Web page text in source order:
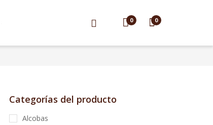
0 0
Categorías del producto
Alcobas